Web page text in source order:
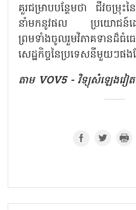
គួរជម្រាបបន្ថែមថា ជីវចម្រុះ
នាំមកនូវផល ប្រយោជន៍ដ
ព្រមទាំងចូលរួមវិភាគទានដ៏ធំ
សេដ្ឋកិច្ចនៃប្រទេសនីមួយៗផង
តាម VOV5 - វិទ្យុសំឡេងវ